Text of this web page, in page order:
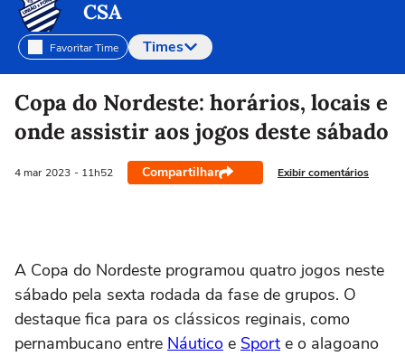
CSA
Favoritar Time Times
Selecione o time para ver as notícias
Copa do Nordeste: horários, locais e
onde assistir aos jogos deste sábado
4 mar 2023 - 11h52 Compartilhar Exibir comentários
A Copa do Nordeste programou quatro jogos neste
sábado pela sexta rodada da fase de grupos. O
destaque fica para os clássicos reginais, como
pernambucano entre Náutico e Sport e o alagoano